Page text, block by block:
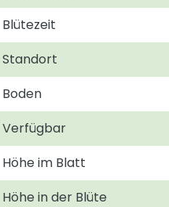
Blütezeit
Standort
Boden
Verfügbar
Höhe im Blatt
Höhe in der Blüte